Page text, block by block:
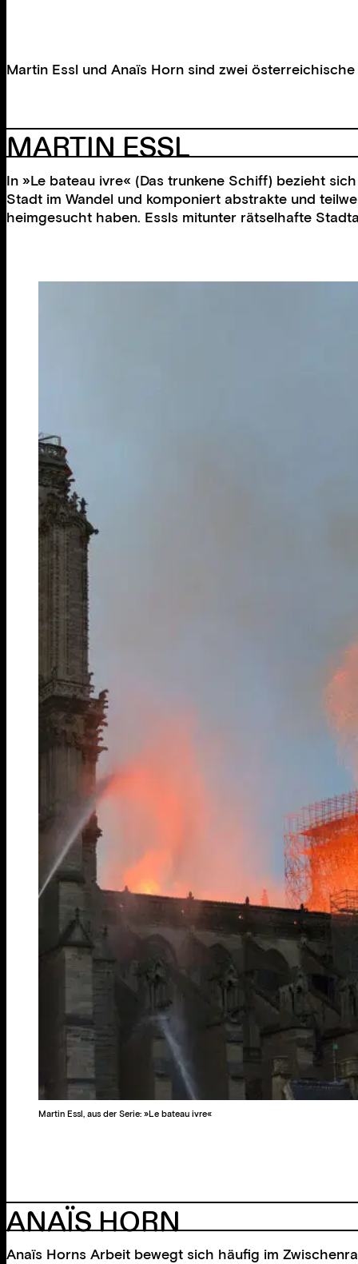
Martin Essl und Anaïs Horn sind zwei
MARTIN ESSL
In »Le bateau ivre« (Das trunkene Schiff) bezieht
Stadt im Wandel und komponiert abstrakte und
heimgesucht haben. Essls mitunter rätselhafte
Martin Essl, aus der Serie: »Le bateau ivre«
ANAÏS HORN
Anaïs Horns Arbeit bewegt sich häufig im